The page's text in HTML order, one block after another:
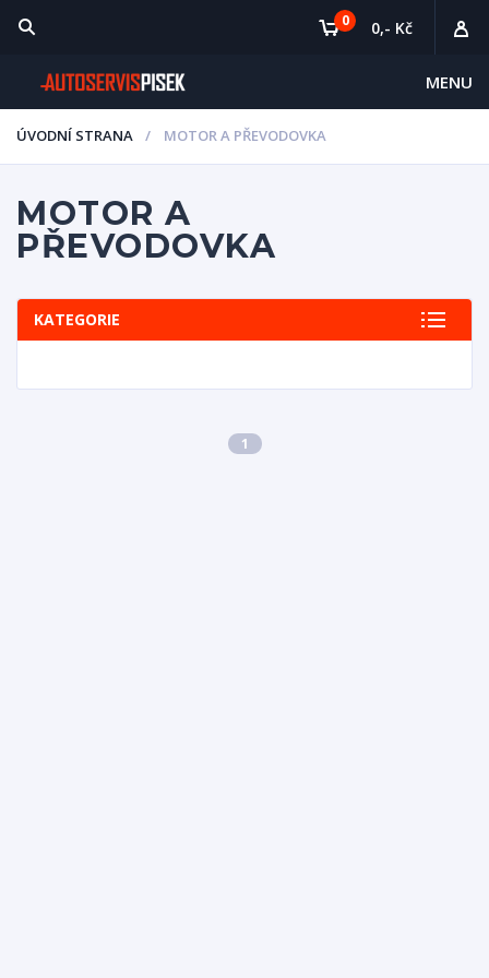
MENU
0 0,- Kč
ÚVODNÍ STRANA MOTOR A PŘEVODOVKA
MOTOR A
PŘEVODOVKA
KATEGORIE
1